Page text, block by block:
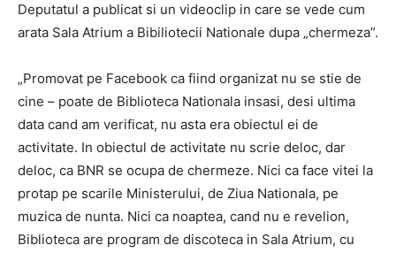
Deputatul a publicat si un videoclip in care se vede cum
arata Sala Atrium a Bibiliotecii Nationale dupa „chermeza”.
„Promovat pe Facebook ca fiind organizat nu se stie de
cine – poate de Biblioteca Nationala insasi, desi ultima
data cand am verificat, nu asta era obiectul ei de
activitate. In obiectul de activitate nu scrie deloc, dar
deloc, ca BNR se ocupa de chermeze. Nici ca face vitei la
protap pe scarile Ministerului, de Ziua Nationala, pe
muzica de nunta. Nici ca noaptea, cand nu e revelion,
Biblioteca are program de discoteca in Sala Atrium, cu